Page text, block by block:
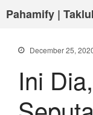
Pahamify |
December 25,
Ini